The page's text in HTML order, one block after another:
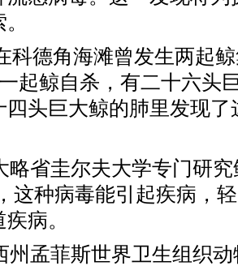
科德角海滩曾发生两起
起鲸自杀，有二十六头
头巨大鲸的肺里发现了
略省圭尔夫大学专门研
这种病毒能引起疾病，
病。
州孟菲斯世界卫生组织